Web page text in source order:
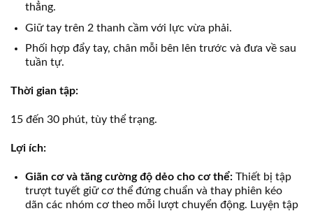
thẳng.
Giữ tay trên 2 thanh cầm với lực vừa phải.
Phối hợp đẩy tay, chân mỗi bên lên trước và đưa về sau
tuần tự.
Thời gian tập:
15 đến 30 phút, tùy thể trạng.
Lợi ích:
Giãn cơ và tăng cường độ dẻo cho cơ thể: Thiết bị tập
trượt tuyết giữ cơ thể đứng chuẩn và thay phiên kéo
dãn các nhóm cơ theo mỗi lượt chuyển động. Luyện tập